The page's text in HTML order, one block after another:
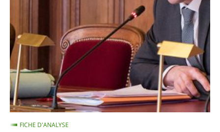
d'État
du
1er
au
15
décembre
2024
FICHE D'ANALYSE